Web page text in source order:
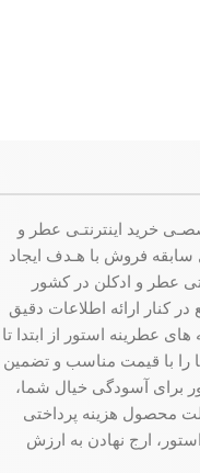
خرید اینترنتـی عطر و
بهداشتی با بیش از 20 سال سابقه فروش با هـدف ایجاد
عطر و ادکلن در کشور
کنار ارائه اطلاعات دقیق
عطرینه استور از ابتدا تا
را با قیمت مناسب و تضمین
برای آسودگی خیال شما،
محصول هزینه پرداختی
ارج نهادن به ارزش